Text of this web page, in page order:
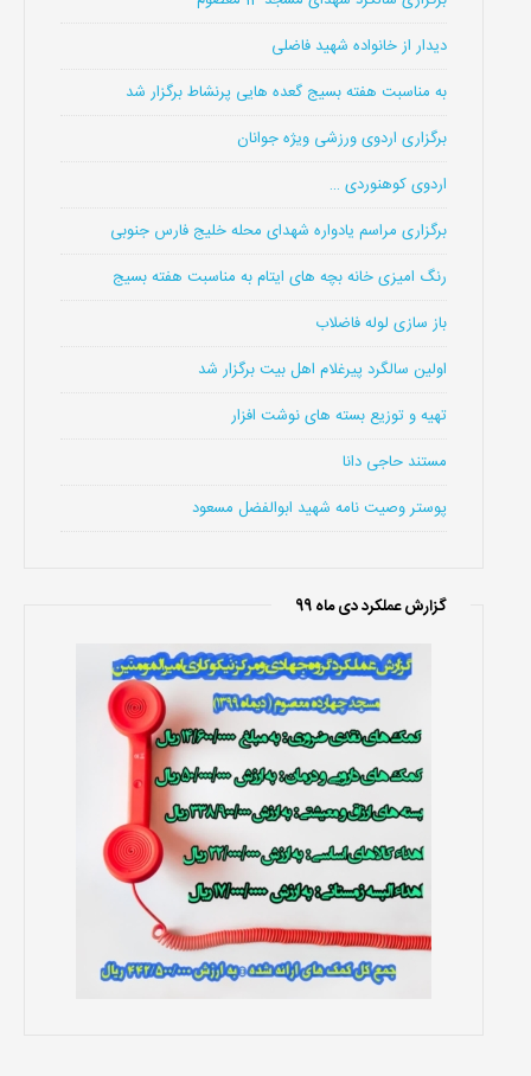
دیدار از خانواده شهید فاضلی
به مناسبت هفته بسیج گعده هایی پرنشاط برگزار شد
برگزاری اردوی ورزشی ویژه جوانان
اردوی کوهنوردی …
برگزاری مراسم یادواره شهدای محله خلیج فارس جنوبی
رنگ امیزی خانه بچه های ایتام به مناسبت هفته بسیج
باز سازی لوله فاضلاب
اولین سالگرد پیرغلام اهل بیت برگزار شد
تهیه و توزیع بسته های نوشت افزار
مستند حاجی دانا
پوستر وصیت نامه شهید ابوالفضل مسعود
گزارش عملکرد دی ماه 99